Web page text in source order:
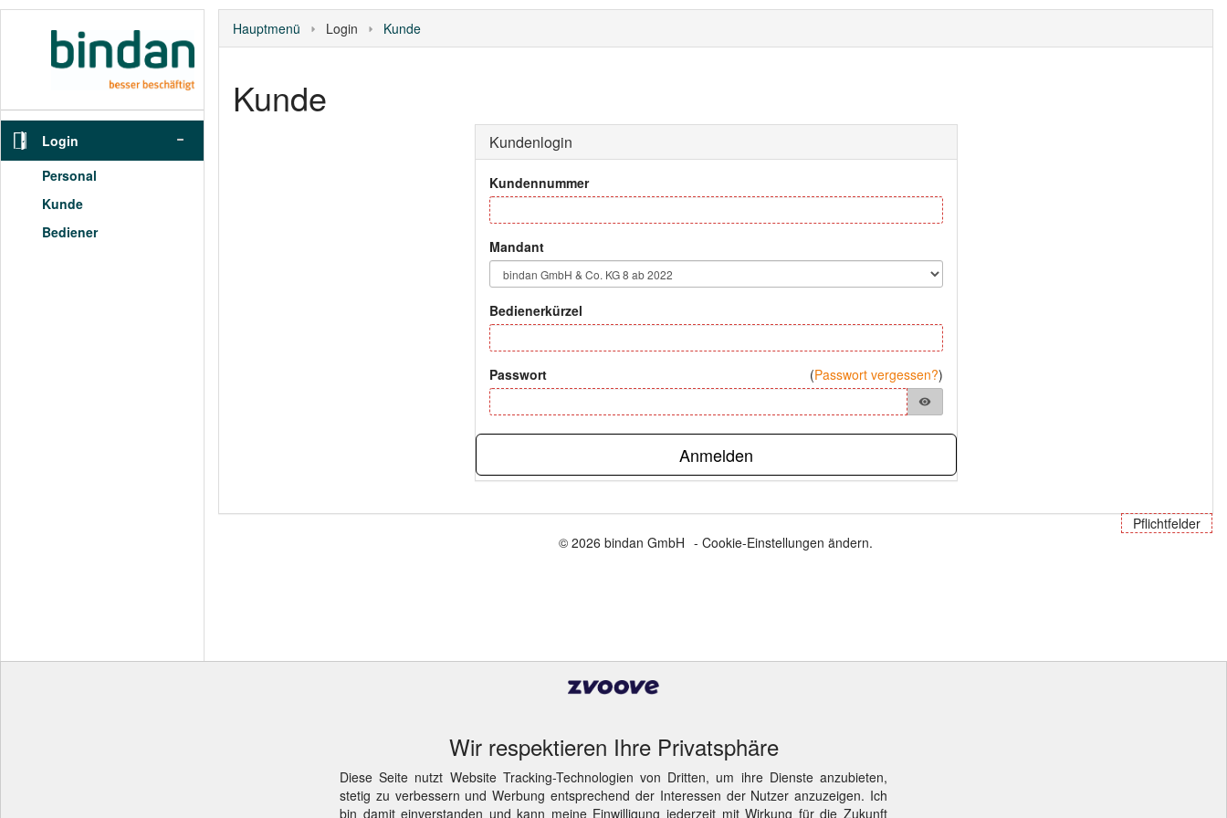
Login
Personal
Kunde
Bediener
Hauptmenü Login Kunde
Kunde
Kundenlogin
Kundennummer
Mandant
Bedienerkürzel
(Passwort vergessen?)
Passwort
visibility
Anmelden
Pflichtfelder
© 2026 bindan GmbH - Cookie-Einstellungen ändern.
Wir respektieren Ihre Privatsphäre
Diese Seite nutzt Website Tracking-Technologien von Dritten, um ihre Dienste anzubieten,
stetig zu verbessern und Werbung entsprechend der Interessen der Nutzer anzuzeigen. Ich
bin damit einverstanden und kann meine Einwilligung jederzeit mit Wirkung für die Zukunft